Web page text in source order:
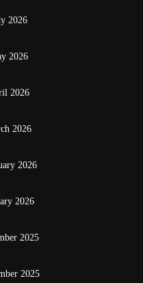
2026
2026
2026
2026
2026
2026
2025
2025